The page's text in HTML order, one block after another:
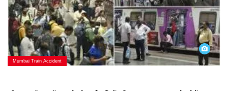
Mumbai Train Accident